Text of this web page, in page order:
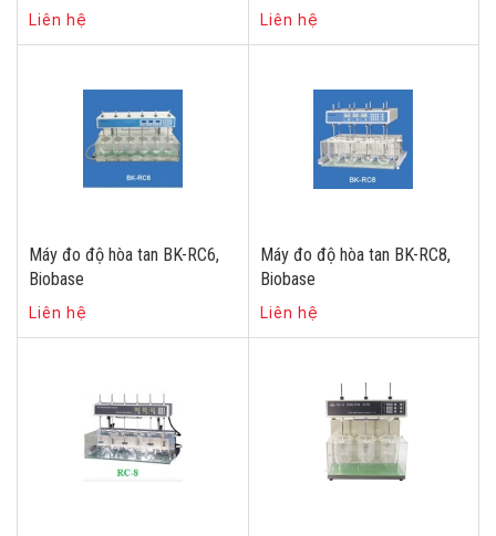
Liên hệ Liên hệ
Máy đo độ hòa tan BK-RC6,
Biobase
Liên hệ
Máy đo độ hòa tan BK-RC8,
Biobase
Liên hệ